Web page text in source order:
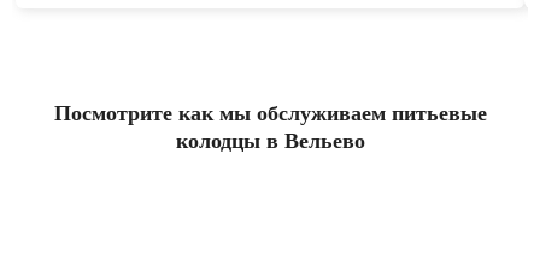
Посмотрите как мы обслуживаем питьевые
колодцы в Вельево